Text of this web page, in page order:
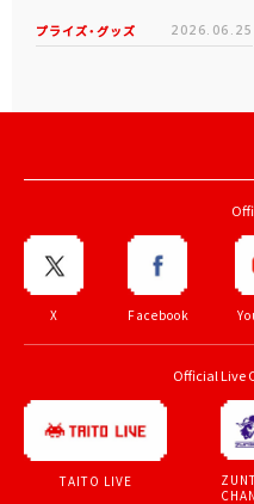
プライズ・グッズ 2026.06.25
X Facebook
Official Live
TAITO LIVE